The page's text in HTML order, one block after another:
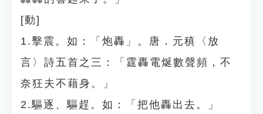
[動]
1.擊震。如：「炮轟」。唐．元稹〈放
言〉詩五首之三：「霆轟電烻數聲頻，不
奈狂夫不藉身。」
2.驅逐、驅趕。如：「把他轟出去。」